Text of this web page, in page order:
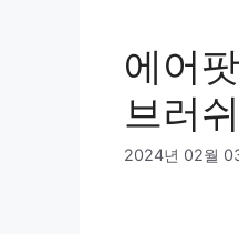
에어
브러
2024년 02월